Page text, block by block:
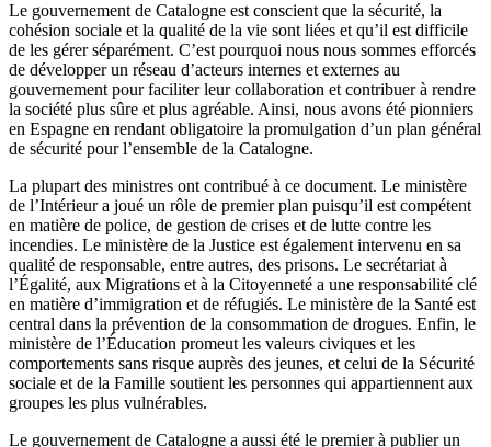
Le gouvernement de Catalogne est conscient que la sécurité, la
cohésion sociale et la qualité de la vie sont liées et qu’il est difficile
de les gérer séparément. C’est pourquoi nous nous sommes efforcés
de développer un réseau d’acteurs internes et externes au
gouvernement pour faciliter leur collaboration et contribuer à rendre
la société plus sûre et plus agréable. Ainsi, nous avons été pionniers
en Espagne en rendant obligatoire la promulgation d’un plan général
de sécurité pour l’ensemble de la Catalogne.
La plupart des ministres ont contribué à ce document. Le ministère
de l’Intérieur a joué un rôle de premier plan puisqu’il est compétent
en matière de police, de gestion de crises et de lutte contre les
incendies. Le ministère de la Justice est également intervenu en sa
qualité de responsable, entre autres, des prisons. Le secrétariat à
l’Égalité, aux Migrations et à la Citoyenneté a une responsabilité clé
en matière d’immigration et de réfugiés. Le ministère de la Santé est
central dans la prévention de la consommation de drogues. Enfin, le
ministère de l’Éducation promeut les valeurs civiques et les
comportements sans risque auprès des jeunes, et celui de la Sécurité
sociale et de la Famille soutient les personnes qui appartiennent aux
groupes les plus vulnérables.
Le gouvernement de Catalogne a aussi été le premier à publier un